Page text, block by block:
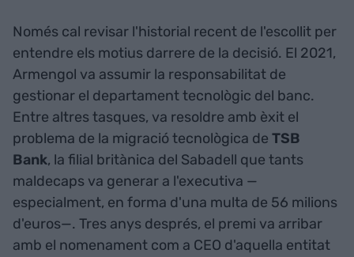
Només cal revisar l'historial recent de l'escollit per
entendre els motius darrere de la decisió. El 2021,
Armengol va assumir la responsabilitat de
gestionar el departament tecnològic del banc.
Entre altres tasques, va resoldre amb èxit el
problema de la migració tecnològica de TSB
Bank, la filial britànica del Sabadell que tants
maldecaps va generar a l'executiva —
especialment, en forma d'una multa de 56 milions
d'euros—. Tres anys després, el premi va arribar
amb el nomenament com a CEO d'aquella entitat